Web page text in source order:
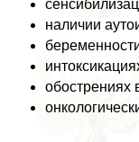
наличии
обострениях